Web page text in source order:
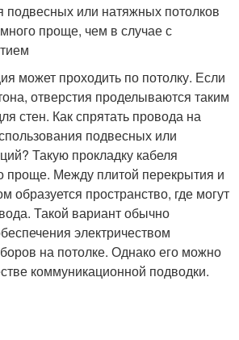
подвесных или натяжных потолков
проще, чем в случае с
может проходить по потолку. Если
отверстия проделываются таким
стен. Как спрятать провода на
подвесных или
Такую прокладку кабеля
проще. Между плитой перекрытия и
образуется пространство, где могут
Такой вариант обычно
электричеством
на потолке. Однако его можно
коммуникационной подводки.